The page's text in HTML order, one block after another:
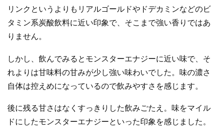
リンクというよりもリアルゴールドやドデカミンなどのビ
タミン系炭酸飲料に近い印象で、そこまで強い香りではあ
りません。
しかし、飲んでみるとモンスターエナジーに近い味で、そ
れよりは甘味料の甘みが少し強い味わいでした。味の濃さ
自体は控えめになっているので飲みやすさを感じます。
後に残る甘さはなくすっきりした飲みごたえ。味をマイル
ドにしたモンスターエナジーといった印象を感じました。